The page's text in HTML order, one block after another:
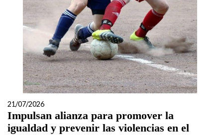
21/07/2026
Impulsan alianza para promover la
igualdad y prevenir las violencias en el